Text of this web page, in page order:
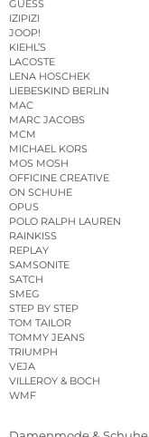
GUESS
IZIPIZI
JOOP!
KIEHL’S
LACOSTE
LENA HOSCHEK
LIEBESKIND BERLIN
MAC
MARC JACOBS
MCM
MICHAEL KORS
MOS MOSH
OFFICINE CREATIVE
ON SCHUHE
OPUS
POLO RALPH LAUREN
RAINKISS
REPLAY
SAMSONITE
SATCH
SMEG
STEP BY STEP
TOM TAILOR
TOMMY JEANS
TRIUMPH
VEJA
VILLEROY & BOCH
WMF